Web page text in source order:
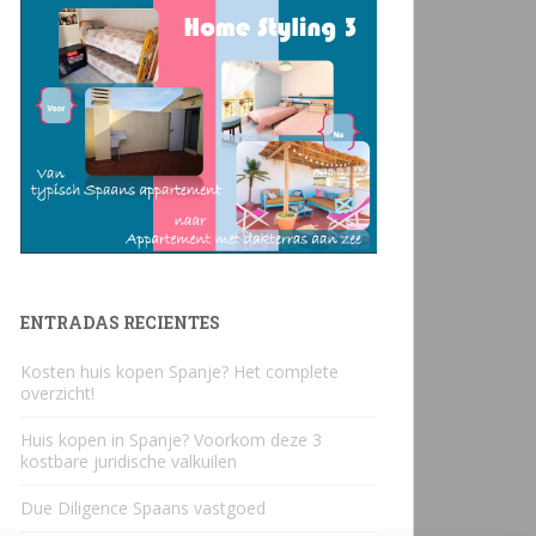
ENTRADAS RECIENTES
Kosten huis kopen Spanje? Het complete
overzicht!
Huis kopen in Spanje? Voorkom deze 3
kostbare juridische valkuilen
Due Diligence Spaans vastgoed